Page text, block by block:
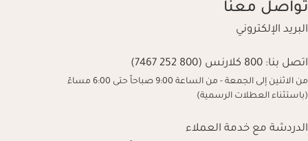
تواصل معنا
البريد الإلكتروني
اتصل بنا: 800 كلارنس (800 252 7467)
من الاثنين إلى الجمعة - من الساعة 9:00 صباحاً حتى 6:00 مساءً
(باستثناء العطلات الرسمية)
الدردشة مع خدمة العملاء